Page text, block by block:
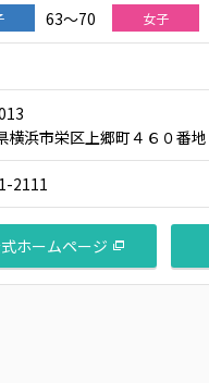
63～70 女子
横浜市栄区上郷町４６０番地
2111
ホームページ